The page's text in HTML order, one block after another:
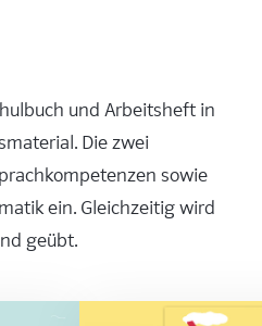
und Arbeitsheft in
Die zwei
sowie
ein. Gleichzeitig wird
geübt.